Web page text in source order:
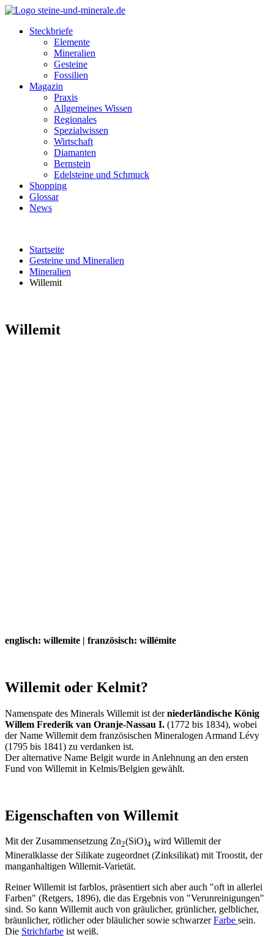
Steckbriefe
Elemente
Mineralien
Gesteine
Fossilien
Magazin
Praxis
Allgemeines Wissen
Regionales
Spezialwissen
Wirtschaft
Diamanten
Bernstein
Edelsteine und Schmuck
Shopping
Glossar
News
Startseite
Gesteine und Mineralien
Mineralien
Willemit
Willemit
englisch: willemite | französisch: willémite
Willemit oder Kelmit?
Namenspate des Minerals Willemit ist derniederländische König
Willem Frederik van Oranje-Nassau I. (1772 bis 1834), wobei
der Name Willemit dem französischen Mineralogen Armand Lévy
(1795 bis 1841) zu verdanken ist.
Der alternative Name Belgit wurde in Anlehnung an den ersten
Fund von Willemit in Kelmis/Belgien gewählt.
Eigenschaften von Willemit
Mit der Zusammensetzung Zn2(SiO)4 wird Willemit der
Mineralklasse der Silikate zugeordnet (Zinksilikat) mit Troostit, der
manganhaltigen Willemit-Varietät.
Reiner Willemit ist farblos, präsentiert sich aber auch "oft in allerlei
Farben" (Retgers, 1896), die das Ergebnis von "Verunreinigungen"
sind. So kann Willemit auch von gräulicher, grünlicher, gelblicher,
bräunlicher, rötlicher oder bläulicher sowie schwarzerFarbe sein.
Die Strichfarbe ist weiß.